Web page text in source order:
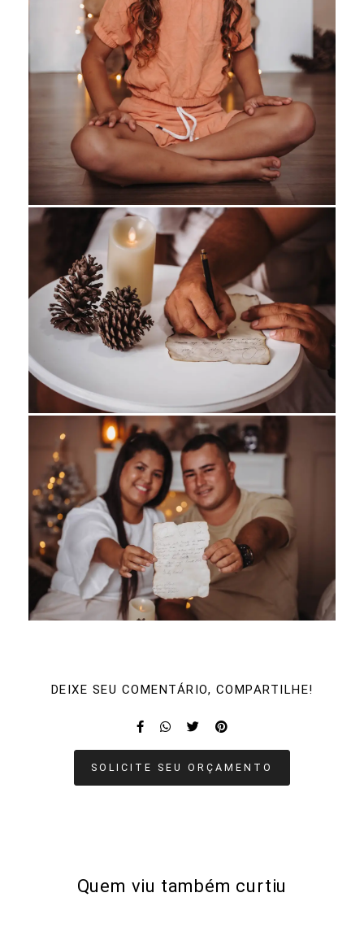
DEIXE SEU COMENTÁRIO, COMPARTILHE!
SOLICITE SEU ORÇAMENTO
Quem viu também curtiu